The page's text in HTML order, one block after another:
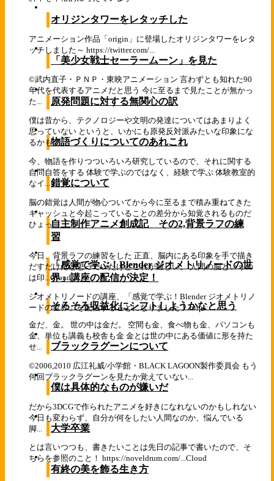
オリジンタワーをレタッチした
アニメーション作品「origin」に登場したオリジンタワーをレタ
ッチしました～ https://twitter.com/...
「美少女戦士セーラームーン」を見た
©武内直子・ＰＮＰ・東映アニメーション 言わずとも知れた90
年代を代表するアニメだと思う 今に至るまで見たことが無かっ
た...
原発問題に対する無関心の訳
僕は昔から、テクノロジーや文明の発達についてはあまりよく
思っていない というと、いかにも原発反対派みたいな印象にな
るかも...物語づくりについてのあれこれ
今、物語を作りつついろいろ研究しているので、それに関する
自問自答をする 体験で学ぶのではなく、経験で学ぶ 体験教室的
なイ... 錯覚について
脳の錯覚は人間が物心ついてから今に至るまで積み重ねてきた
キャッシュと今起こっていることの差分から知覚されるものだ
ひょっ...自主制作アニメ創成記 その2,背景ラフの練
習
今日、背景ラフの練習をした 正直、脳内にある印象を手で描き
だすだけだと思っていたけどこれが難しい。 人間の脳というの
は印...Cloud
「感覚で学ぶ！Blender ジオメトリノードの世
界」講座の配信が決定！
ジオメトリノードの講座、「感覚で学ぶ！Blender ジオメトリノ
ードの世界」を配信することになりました！ https:...
そろそろ収益化にシフトしようかなと思う
金だ、金。 世の中は金だ。 空間も金、食べ物も金、パソコンも
金、単位も講義も校舎も金 金とは世の中にある価値に形を持た
せ...
ブラックラグーンについて
©2006,2010 広江礼威/小学館・BLACK LAGOON製作委員会 もう
何回ブラックラグーンを見たか覚えていない...
僕は具体的なものが嫌いだ
だから3DCGで作られたアニメを好きになれないのかもしれない
今日も変わらず、自分が何をしたい人間なのか、悩んでいる
脚...
大学卒業
とは言いつつも、書きたいことは先日の記事で書いたので、そ
ちらを参照のこと！ https://noveldrum.com/...Cloud
有終の美を飾る生き方